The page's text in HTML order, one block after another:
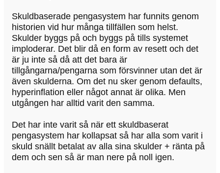
Skuldbaserade pengasystem har funnits genom
historien vid hur många tillfällen som helst.
Skulder byggs på och byggs på tills systemet
imploderar. Det blir då en form av resett och det
är ju inte så då att det bara är
tillgångarna/pengarna som försvinner utan det är
även skulderna. Om det nu sker genom defaults,
hyperinflation eller något annat är olika. Men
utgången har alltid varit den samma.
Det har inte varit så när ett skuldbaserat
pengasystem har kollapsat så har alla som varit i
skuld snällt betalat av alla sina skulder + ränta på
dem och sen så är man nere på noll igen.